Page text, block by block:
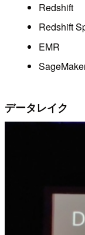
Redshift
Redshift
EMR
データレイク